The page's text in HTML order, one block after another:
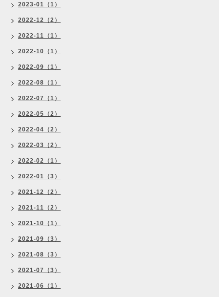
2023-01（1）
2022-12（2）
2022-11（1）
2022-10（1）
2022-09（1）
2022-08（1）
2022-07（1）
2022-05（2）
2022-04（2）
2022-03（2）
2022-02（1）
2022-01（3）
2021-12（2）
2021-11（2）
2021-10（1）
2021-09（3）
2021-08（3）
2021-07（3）
2021-06（1）